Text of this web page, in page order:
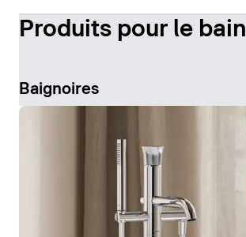
Produits pour le bain
Baignoires